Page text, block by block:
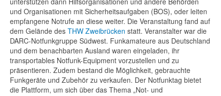
und Organisationen mit Sicherheitsaufgaben (BOS), oder leiten
empfangene Notrufe an diese weiter. Die Veranstaltung fand auf
dem Gelände des THW Zweibrücken statt. Veranstalter war die
DARC-Notfunkgruppe Südwest. Funkamateure aus Deutschland
und dem benachbarten Ausland waren eingeladen, ihr
transportables Notfunk-Equipment vorzustellen und zu
präsentieren. Zudem bestand die Möglichkeit, gebrauchte
Funkgeräte und Zubehör zu verkaufen. Der Notfunktag bietet
die Plattform, um sich über das Thema „Not- und